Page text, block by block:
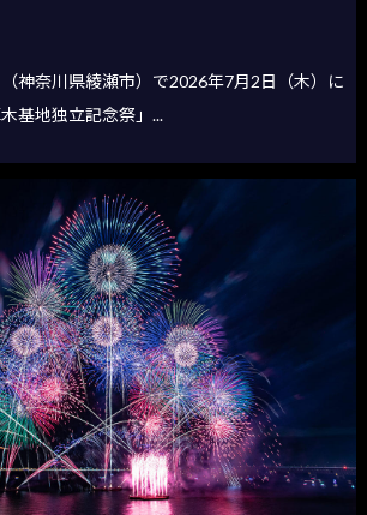
神奈川県綾瀬市）で2026年7月2日（木）に
基地独立記念祭」...